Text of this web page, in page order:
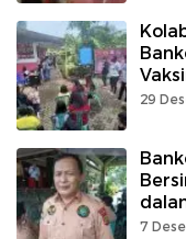
29
7